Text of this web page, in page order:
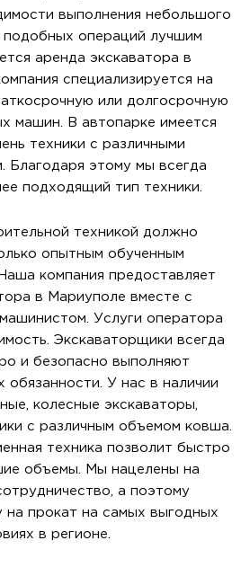
выполнения небольшого
подобных операций лучшим
аренда экскаватора в
специализируется на
или долгосрочную
машин. В автопарке имеется
техники с различными
Благодаря этому мы всегда
подходящий тип техники.
техникой должно
опытным обученным
компания предоставляет
в Мариуполе вместе с
Услуги оператора
Экскаваторщики всегда
и безопасно выполняют
обязанности. У нас в наличии
колесные экскаваторы,
с различным объемом ковша.
техника позволит быстро
объемы. Мы нацелены на
а поэтому
на прокат на самых выгодных
в регионе.